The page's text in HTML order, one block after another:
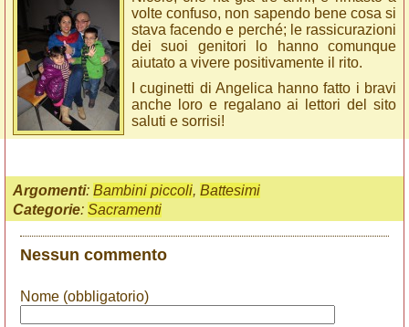
volte confuso, non sapendo bene cosa si
stava facendo e perché; le rassicurazioni
dei suoi genitori lo hanno comunque
aiutato a vivere positivamente il rito.
I cuginetti di Angelica hanno fatto i bravi
anche loro e regalano ai lettori del sito
saluti e sorrisi!
Argomenti: Bambini piccoli, Battesimi
Categorie: Sacramenti
Nessun commento
Nome (obbligatorio)